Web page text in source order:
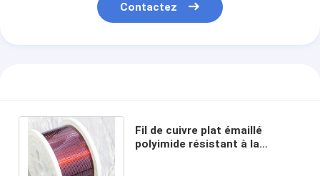
Contactez
Fil de cuivre plat émaillé
polyimide résistant à la